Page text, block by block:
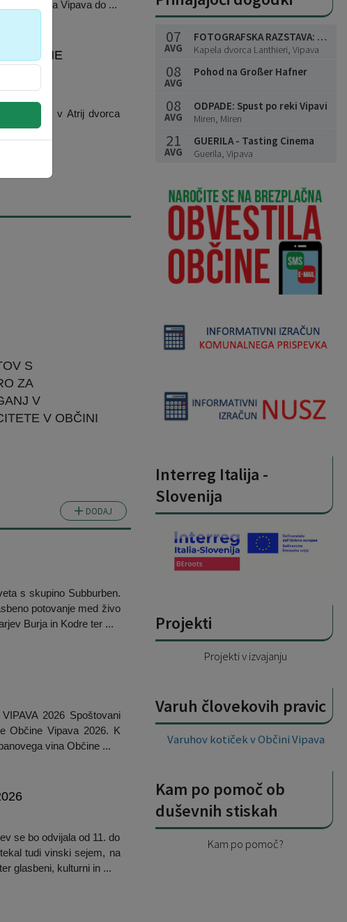
priključka Vipava do ...
STRUNE
v Atrij dvorca
S
ZA
V
V OBČINI
DODAJ
s skupino Subburben.
potovanje med živo
Burja in Kodre ter ...
2026 Spoštovani
Občine Vipava 2026. K
vina Občine ...
se bo odvijala od 11. do
tudi vinski sejem, na
glasbeni, kulturni in ...
07
AVG
FOTOGRAFSKA RAZSTAVA: Anton Tratnik - Geometrija pogleda
Kapela dvorca Lanthieri, Vipava
08
AVG
Pohod na Großer Hafner
08
AVG
ODPADE: Spust po reki Vipavi
Miren, Miren
21
AVG
GUERILA - Tasting Cinema
Guerila, Vipava
Interreg Italija -
Slovenija
Projekti
Projekti v izvajanju
Varuh človekovih pravic
Varuhov kotiček v Občini Vipava
Kam po pomoč ob
duševnih stiskah
Kam po pomoč?